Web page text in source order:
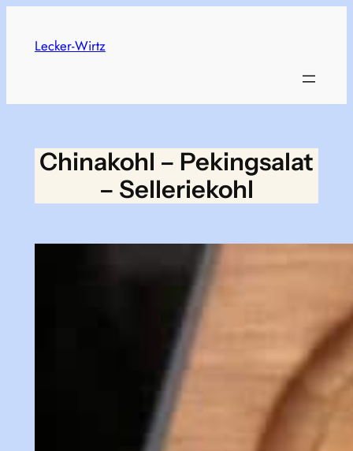
springen
Lecker-Wirtz
Chinakohl – Pekingsalat
– Selleriekohl